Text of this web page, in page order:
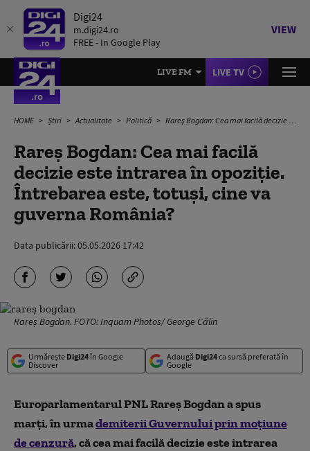
Digi24
m.digi24.ro
FREE - In Google Play
VIEW
LIVE FM LIVE TV
HOME Știri Actualitate Politică Rareş Bogdan: Cea mai facilă decizie este intrarea în opoziţie. Întrebarea este, totuşi, cine va guverna România?
Rareş Bogdan: Cea mai facilă
decizie este intrarea în opoziţie.
Întrebarea este, totuşi, cine va
guverna România?
Data publicării:05.05.2026 17:42
Rareș Bogdan. FOTO: Inquam Photos/ George Călin
Urmărește Digi24în Google
Discover
Adaugă Digi24ca sursă preferată în
Google
Europarlamentarul PNL Rareş Bogdan a spus
marți, în urmademiterii Guvernului prin moţiune
de cenzură, că cea mai facilă decizie este intrarea